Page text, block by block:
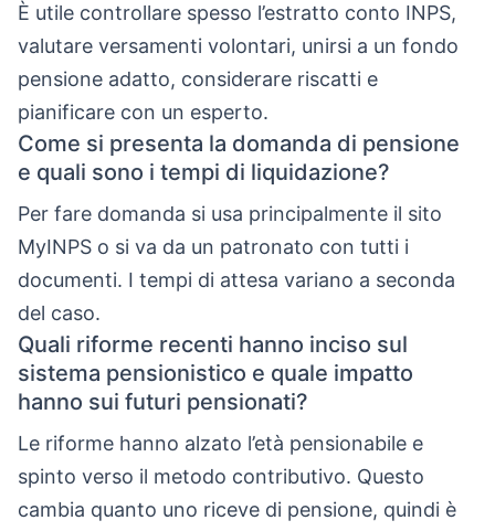
È utile controllare spesso l’estratto conto INPS,
valutare versamenti volontari, unirsi a un fondo
pensione adatto, considerare riscatti e
pianificare con un esperto.
Come si presenta la domanda di pensione
e quali sono i tempi di liquidazione?
Per fare domanda si usa principalmente il sito
MyINPS o si va da un patronato con tutti i
documenti. I tempi di attesa variano a seconda
del caso.
Quali riforme recenti hanno inciso sul
sistema pensionistico e quale impatto
hanno sui futuri pensionati?
Le riforme hanno alzato l’età pensionabile e
spinto verso il metodo contributivo. Questo
cambia quanto uno riceve di pensione, quindi è